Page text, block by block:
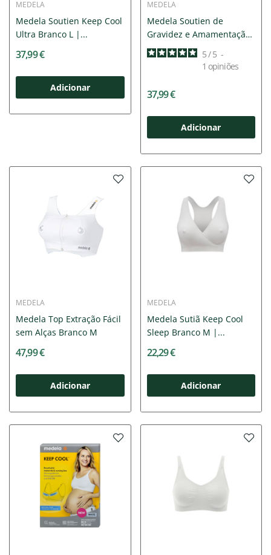
MEDELA
Medela Soutien Keep Cool
Ultra Branco L |...
37,99 €
Adicionar
MEDELA
Medela Soutien de
Gravidez e Amamentação
Keep...
5/ 5 -
1 opiniões
37,99 €
Adicionar
MEDELA
Medela Top Extração Fácil
sem Alças Branco M
47,99 €
Adicionar
MEDELA
Medela Sutiã Keep Cool
Sleep Branco M |...
22,29 €
Adicionar